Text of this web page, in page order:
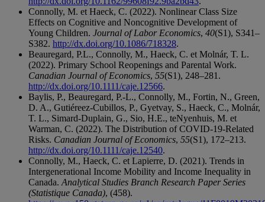
Connolly, M. et Haeck, C. (2022). Nonlinear Class Size
Effects on Cognitive and Noncognitive Development of
Young Children. Journal of Labor Economics, 40(S1), S341–
S382. http://dx.doi.org/10.1086/718328.
Beauregard, P.L., Connolly, M., Haeck, C. et Molnár, T. L.
(2022). Primary School Reopenings and Parental Work.
Canadian Journal of Economics, 55(S1), 248–281.
http://dx.doi.org/10.1111/caje.12566.
Baylis, P., Beauregard, P.-L., Connolly, M., Fortin, N., Green,
D. A., Gutiéreez-Cubillos, P., Gyetvay, S., Haeck, C., Molnár,
T. L., Simard-Duplain, G., Sio, H.E., teNyenhuis, M. et
Warman, C. (2022). The Distribution of COVID-19-Related
Risks. Canadian Journal of Economics, 55(S1), 172–213.
http://dx.doi.org/10.1111/caje.12540.
Connolly, M., Haeck, C. et Lapierre, D. (2021). Trends in
Intergenerational Income Mobility and Income Inequality in
Canada. Analytical Studies Branch Research Paper Series
(Statistique Canada), (458).